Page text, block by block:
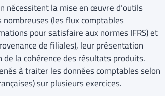
nécessitent la mise en œuvre d’outils
(les flux comptables
pour satisfaire aux normes IFRS) et
de filiales), leur présentation
la cohérence des résultats produits.
à traiter les données comptables selon
sur plusieurs exercices.